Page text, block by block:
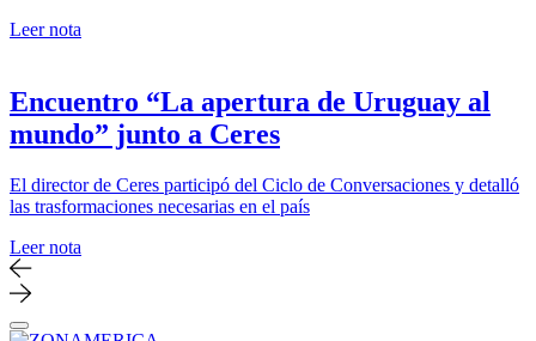
Leer nota
Encuentro “La apertura de Uruguay al
mundo” junto a Ceres
El director de Ceres participó del Ciclo de Conversaciones y detalló
las trasformaciones necesarias en el país
Leer nota